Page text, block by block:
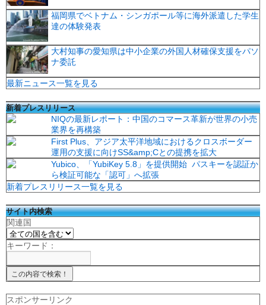
福岡県でベトナム・シンガポール等に海外派遣した学生
達の体験発表
大村知事の愛知県は中小企業の外国人材確保支援をパソ
ナ委託
最新ニュース一覧を見る
新着プレスリリース
NIQの最新レポート：中国のコマース革新が世界の小売
業界を再構築
First Plus、アジア太平洋地域におけるクロスボーダー
運用の支援に向けSS&amp;Cとの提携を拡大
Yubico、「YubiKey 5.8」を提供開始 パスキーを認証か
ら検証可能な「認可」へ拡張
新着プレスリリース一覧を見る
サイト内検索
関連国
キーワード：
スポンサーリンク